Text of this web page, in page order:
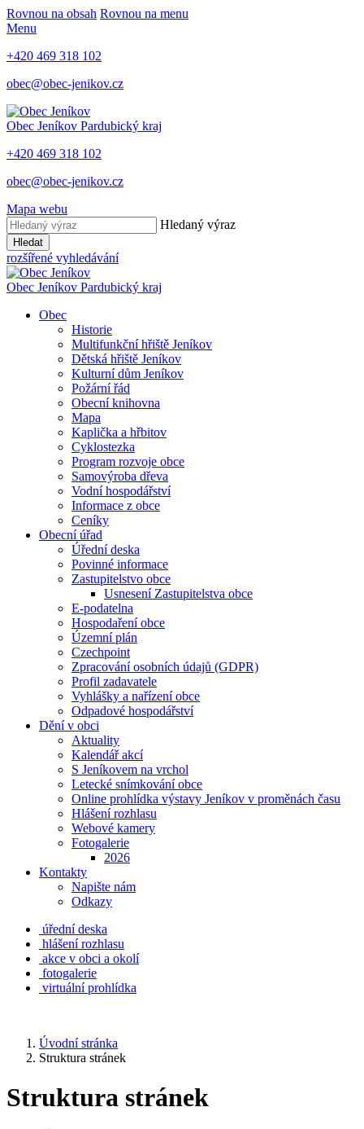
Rovnou na obsah Rovnou na menu
Menu
+420 469 318 102
obec@obec-jenikov.cz
Obec Jeníkov Pardubický kraj
+420 469 318 102
obec@obec-jenikov.cz
Mapa webu
Hledaný výraz
Hledat
rozšířené vyhledávání
Obec Jeníkov Pardubický kraj
Obec
Historie
Multifunkční hřiště Jeníkov
Dětská hřiště Jeníkov
Kulturní dům Jeníkov
Požární řád
Obecní knihovna
Mapa
Kaplička a hřbitov
Cyklostezka
Program rozvoje obce
Samovýroba dřeva
Vodní hospodářství
Informace z obce
Ceníky
Obecní úřad
Úřední deska
Povinné informace
Zastupitelstvo obce
Usnesení Zastupitelstva obce
E-podatelna
Hospodaření obce
Územní plán
Czechpoint
Zpracování osobních údajů (GDPR)
Profil zadavatele
Vyhlášky a nařízení obce
Odpadové hospodářství
Dění v obci
Aktuality
Kalendář akcí
S Jeníkovem na vrchol
Letecké snímkování obce
Online prohlídka výstavy Jeníkov v proměnách času
Hlášení rozhlasu
Webové kamery
Fotogalerie
2026
Kontakty
Napište nám
Odkazy
úřední deska
hlášení rozhlasu
akce v obci a okolí
fotogalerie
virtuální prohlídka
Úvodní stránka
Struktura stránek
Struktura stránek